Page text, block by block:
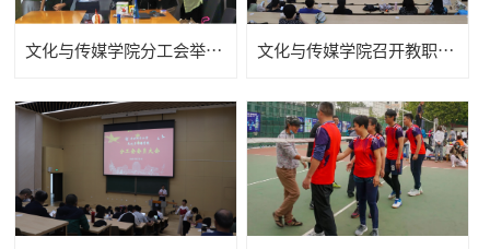
文化与传媒学院分工会举办“喜乐安康--端午香包DIY”主题活动 文化与传媒学院召开教职工大会暨分工会会员大会